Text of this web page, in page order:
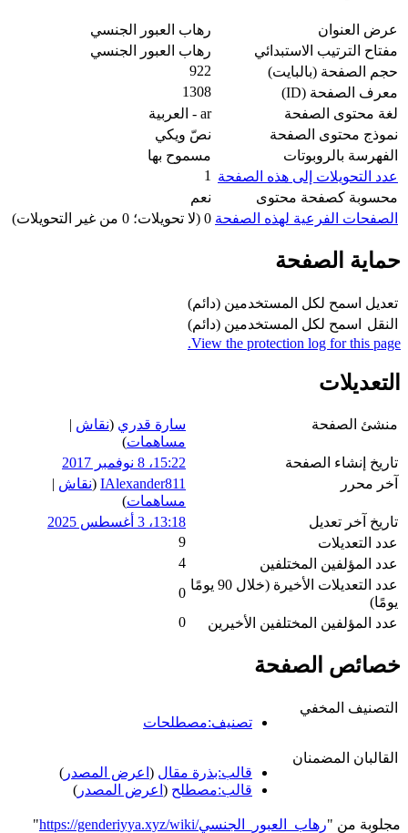
عرض العنوان
رهاب العبور الجنسي
مفتاح الترتيب الاستبدائي
رهاب العبور الجنسي
حجم الصفحة (بالبايت)
922
معرف الصفحة (ID)
1308
لغة محتوى الصفحة
ar - العربية
نموذج محتوى الصفحة
نصّ ويكي
الفهرسة بالروبوتات
مسموح بها
عدد التحويلات إلى هذه الصفحة
1
محسوبة كصفحة محتوى
نعم
الصفحات الفرعية لهذه الصفحة 0 (لا تحويلات؛ 0 من غير التحويلات)
حماية الصفحة
تعديل اسمح لكل المستخدمين (دائم)
النقل
اسمح لكل المستخدمين (دائم)
View the protection log for this page.
التعديلات
منشئ الصفحة سارة قدري (نقاش |
مساهمات)
تاريخ إنشاء الصفحة
15:22، 8 نوفمبر 2017
آخر محرر
IAlexander811
(نقاش |
مساهمات)
تاريخ آخر تعديل
13:18، 3 أغسطس 2025
عدد التعديلات
9
عدد المؤلفين المختلفين
4
عدد التعديلات الأخيرة (خلال 90 يومًا
يومًا)
0
عدد المؤلفين المختلفين الأخيرين
0
خصائص الصفحة
التصنيف المخفي
تصنيف:مصطلحات
القالبان المضمنان
قالب:بذرة مقال ( اعرض المصدر )
قالب:مصطلح ( اعرض المصدر )
مجلوبة من "https://genderiyya.xyz/wiki/رهاب_العبور_الجنسي "